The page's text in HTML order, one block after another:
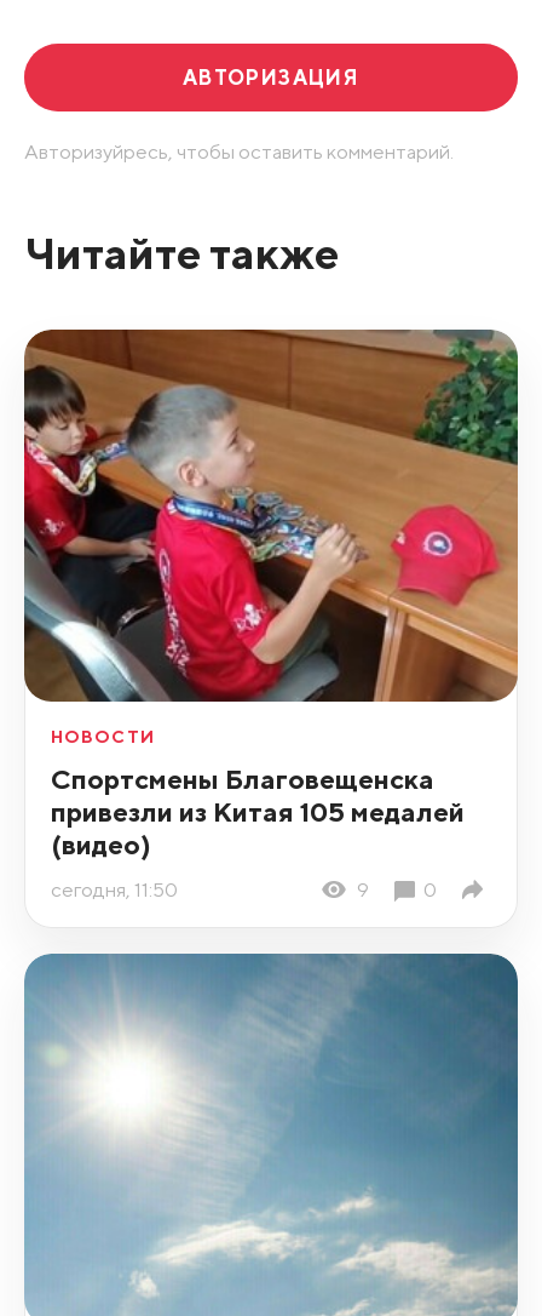
АВТОРИЗАЦИЯ
Авторизуйресь, чтобы оставить комментарий.
Читайте также
НОВОСТИ
Спортсмены Благовещенска
привезли из Китая 105 медалей
(видео)
сегодня, 11:50 9 0